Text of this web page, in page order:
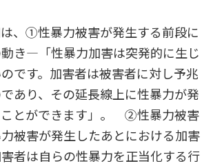
、①性暴力被害が発生する前段に
き―「性暴力加害は突発的に生じ
です。加害者は被害者に対し予兆
あり、その延長線上に性暴力が発
ことができます」。 ②性暴力被害
被害が発生したあとにおける加害
者は自らの性暴力を正当化する行